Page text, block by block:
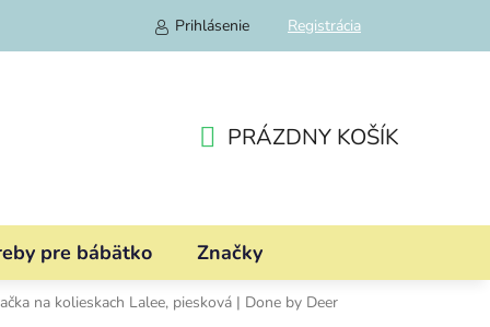
Prihlásenie Registrácia
KOŠÍK
PRÁZDNY KOŠÍK
pre bábätko Značky
na kolieskach Lalee, piesková | Done by Deer